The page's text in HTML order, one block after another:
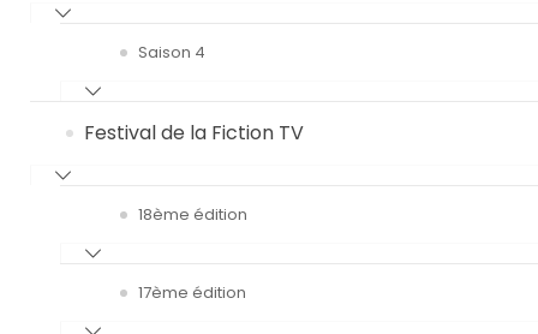
Saison 4
Festival de la Fiction TV
18ème édition
17ème édition